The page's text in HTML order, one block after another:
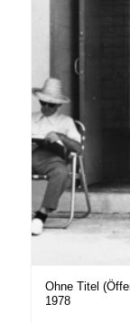
Ohne Titel
1978